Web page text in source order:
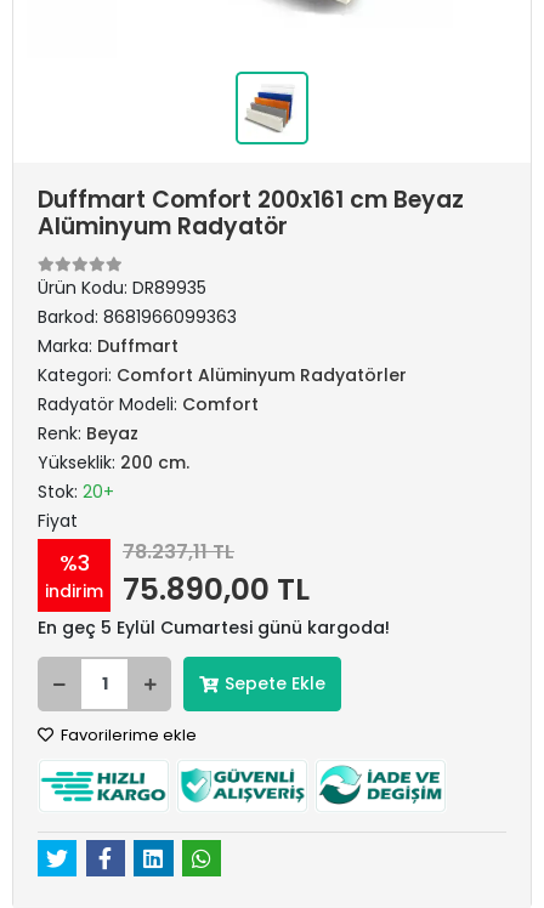
Duffmart Comfort 200x161 cm Beyaz
Alüminyum Radyatör
Ürün Kodu: DR89935
Barkod: 8681966099363
Marka: Duffmart
Kategori: Comfort Alüminyum Radyatörler
Radyatör Modeli: Comfort
Renk: Beyaz
Yükseklik: 200 cm.
Stok: 20+
Fiyat
%3
indirim
78.237,11 TL
75.890,00 TL
En geç 5 Eylül Cumartesi günü kargoda!
Sepete Ekle
Favorilerime ekle